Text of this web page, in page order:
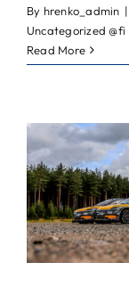
By hrenko_admin |
Uncategorized @fi
Read More